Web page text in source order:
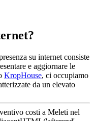
su internet consiste
e aggiornare le
KropHouse, ci occupiamo
da un elevato